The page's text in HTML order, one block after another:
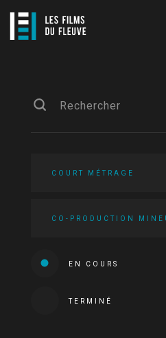
COURT MÉTRAGE
CO-PRODUCTION
EN COURS
TERMINÉ